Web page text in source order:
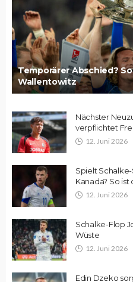
Temporärer Abschied?
Wallentowitz
Nächster
verpflichtet
12. Juni 2026
Spielt
Kanada? So ist
12. Juni 2026
Schalke-Flop
Wüste
12. Juni 2026
Edin Dzeko